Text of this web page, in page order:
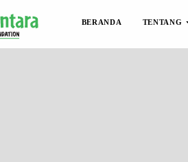
BERANDA TENTANG